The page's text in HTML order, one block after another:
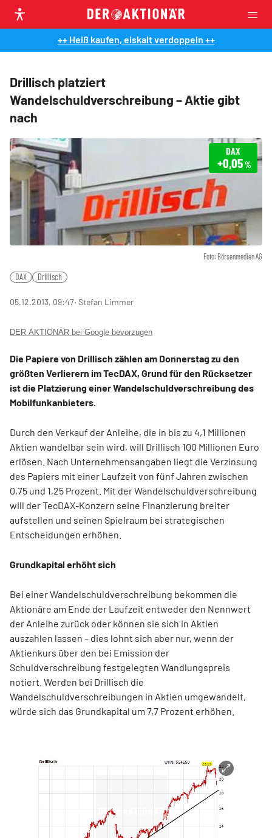
++ Heiß kaufen, eiskalt verdoppeln ++
Drillisch platziert
Wandelschuldverschreibung – Aktie gibt
nach
Foto: Börsenmedien AG
DAX
+0,05%
DAX Drillisch
05.12.2013, 09:47‧ Stefan Limmer
DER AKTIONÄR bei Google bevorzugen
Die Papiere von Drillisch zählen am Donnerstag zu den
größten Verlierern im TecDAX, Grund für den Rücksetzer
ist die Platzierung einer Wandelschuldverschreibung des
Mobilfunkanbieters.
Durch den Verkauf der Anleihe, die in bis zu 4,1 Millionen
Aktien wandelbar sein wird, will Drillisch 100 Millionen Euro
erlösen. Nach Unternehmensangaben liegt die Verzinsung
des Papiers mit einer Laufzeit von fünf Jahren zwischen
0,75 und 1,25 Prozent. Mit der Wandelschuldverschreibung
will der TecDAX-Konzern seine Finanzierung breiter
aufstellen und seinen Spielraum bei strategischen
Entscheidungen erhöhen.
Grundkapital erhöht sich
Bei einer Wandelschuldverschreibung bekommen die
Aktionäre am Ende der Laufzeit entweder den Nennwert
der Anleihe zurück oder können sie sich in Aktien
auszahlen lassen – dies lohnt sich aber nur, wenn der
Aktienkurs über den bei Emission der
Schuldverschreibung festgelegten Wandlungspreis
notiert. Werden bei Drillisch die
Wandelschuldverschreibungen in Aktien umgewandelt,
würde sich das Grundkapital um 7,7 Prozent erhöhen.